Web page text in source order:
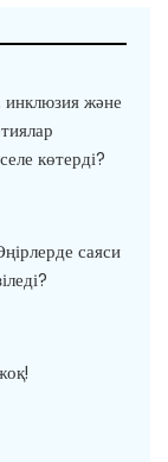
инклюзия және
көтерді?
саяси